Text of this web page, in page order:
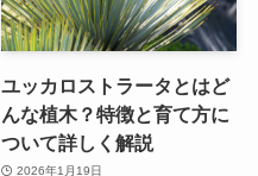
ユッカロストラータとはど
んな植木？特徴と育て方に
ついて詳しく解説
2026年1月19日